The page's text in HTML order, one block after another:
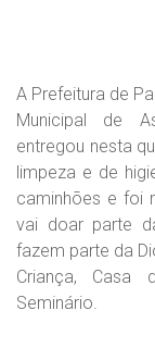
A Prefeitura de
Municipal de
entregou nesta
limpeza e de
caminhões e foi
vai doar parte
fazem parte da
Criança, Casa
Seminário.